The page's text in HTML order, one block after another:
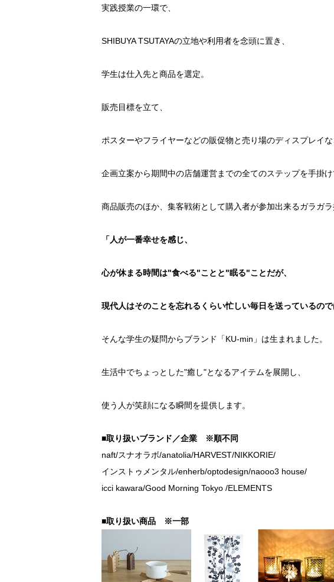
実践授業の一環で、
SHIBUYA TSUTAYAの立地や利用者を念頭に置き、
学生は仕入先と商品を選定。
販売目標を立て、
ポスターやフライヤーなどの販促物と売り場のディスプレイな
企画立案から期間中の店舗運営までの全てのステップを手掛け
商品販売のほか、集客戦術として購入者が参加出来るガラガラ
「人が一番幸せを感じ、
心が休まる時間は"食べる"ことと"眠る"ことだが、
現代人はそのことを忘れるくらい忙しい毎日を送っているので
そんな学生の疑問からブランド「KU-min」は生まれました。
生活中でちょっとした"癒し"となるアイテムを展開し、
使う人が笑顔になる瞬間を提供します。
■取り扱いブランド／企業 ※順不同
naft/スナオラボ/anatolia/HARVEST/NIKKORIE/
インストゥメンタル/enherb/optodesign/naooo3 house/
icci kawara/Good Morning Tokyo /ELEMENTS
■取り扱い商品 ※一部